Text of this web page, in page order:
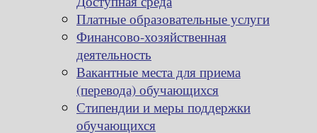
Платные образовательные услуги
Финансово-хозяйственная
деятельность
Вакантные места для приема
(перевода) обучающихся
Стипендии и меры поддержки
обучающихся